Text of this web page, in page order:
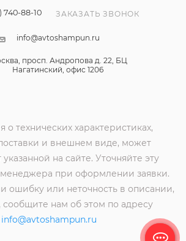
740-88-10 ЗАКАЗАТЬ ЗВОНОК
info@avtoshampun.ru
просп. Андропова д. 22, БЦ
Нагатинский, офис 1206
технических характеристиках,
и внешнем виде, может
указанной на сайте. Уточняйте эту
при оформлении заявки.
ошибку или неточность в описании,
сообщите нам об этом по адресу
info@avtoshampun.ru